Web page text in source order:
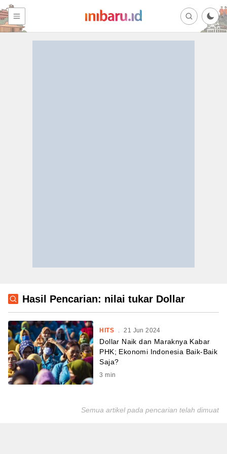
Hasil Pencarian: nilai tukar Dollar
HITS . 21 Jun 2024
Dollar Naik dan Maraknya Kabar
PHK; Ekonomi Indonesia Baik-Baik
Saja?
3 min
Semua artikel pada pencarian telah dimuat